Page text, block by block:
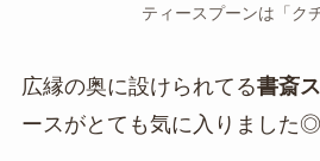
ティースプーンは「ク
広縁の奥に設けられてる書斎
ースがとても気に入りました◎